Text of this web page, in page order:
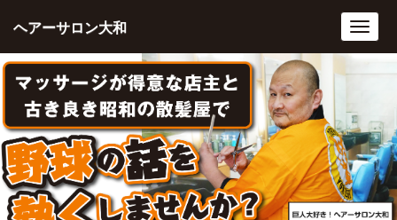
ヘアーサロン大和